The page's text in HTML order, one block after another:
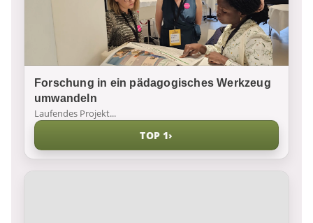
Forschung in ein pädagogisches Werkzeug
umwandeln
Laufendes Projekt...
TOP 1›